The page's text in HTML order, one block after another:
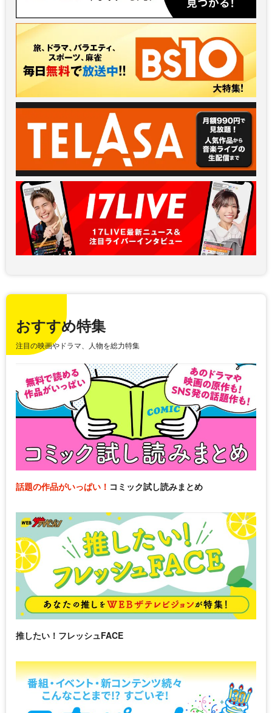
おすすめ特集
注目の映画やドラマ、人物を総力特集
話題の作品がいっぱい！ コミック試し読みまとめ
推したい！フレッシュFACE